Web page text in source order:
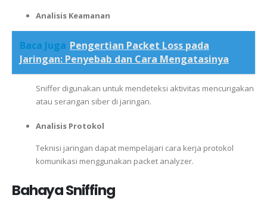
Analisis Keamanan
Baca Juga Pengertian Packet Loss pada
Jaringan: Penyebab dan Cara Mengatasinya
Sniffer digunakan untuk mendeteksi aktivitas mencurigakan
atau serangan siber di jaringan.
Analisis Protokol
Teknisi jaringan dapat mempelajari cara kerja protokol
komunikasi menggunakan packet analyzer.
Bahaya Sniffing